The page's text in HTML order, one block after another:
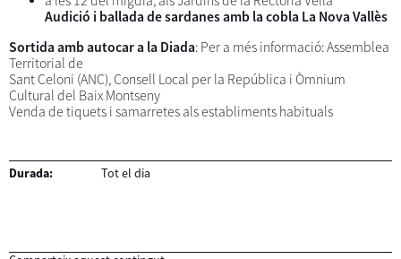
Audició i ballada de sardanes amb la cobla La Nova Vallès
Sortida amb autocar a la Diada: Per a més informació: Assemblea
Territorial de
Sant Celoni (ANC), Consell Local per la República i Òmnium
Cultural del Baix Montseny
Venda de tiquets i samarretes als establiments habituals
Durada: Tot el dia